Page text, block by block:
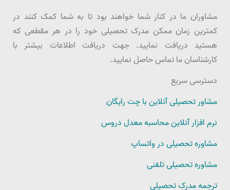
مشاوران ما در کنار شما خواهند بود تا به شما کمک کنند در
کمترین زمان ممکن مدرک تحصیلی خود را در هر مقطعی که
هستید دریافت نمایید. جهت دریافت اطلاعات بیشتر با
کارشناسان ما تماس حاصل نمایید.
دسترسی سریع
مشاور تحصیلی آنلاین با چت رایگان
نرم افزار آنلاین محاسبه معدل دروس
مشاوره تحصیلی در واتساپ
مشاوره تحصیلی تلفنی
ترجمه مدرک تحصیلی